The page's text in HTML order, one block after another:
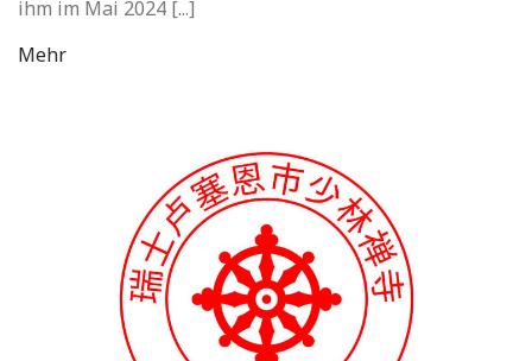
ihm im Mai 2024 [...]
Mehr